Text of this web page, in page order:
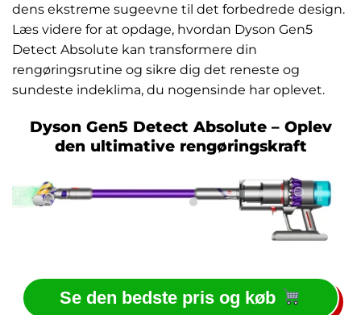
dens ekstreme sugeevne til det forbedrede design.
Læs videre for at opdage, hvordan Dyson Gen5
Detect Absolute kan transformere din
rengøringsrutine og sikre dig det reneste og
sundeste indeklima, du nogensinde har oplevet.
Dyson Gen5 Detect Absolute – Oplev
den ultimative rengøringskraft
Se den bedste pris og køb